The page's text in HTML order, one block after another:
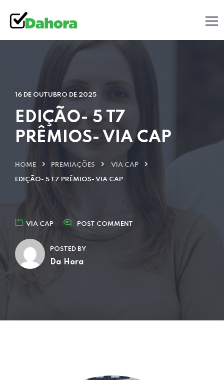
16 DE OUTUBRO DE 2025
EDIÇÃO- 5 T7
PRÊMIOS- VIA CAP
HOME PREMIAÇÕES VIA CAP
EDIÇÃO- 5 T7 PRÊMIOS- VIA CAP
VIA CAP POST COMMENT
POSTED BY
Da Hora